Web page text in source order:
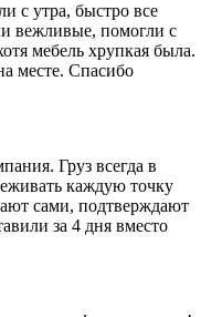
с утра, быстро все
вежливые, помогли с
мебель хрупкая была.
месте. Спасибо
Груз всегда в
каждую точку
сами, подтверждают
за 4 дня вместо